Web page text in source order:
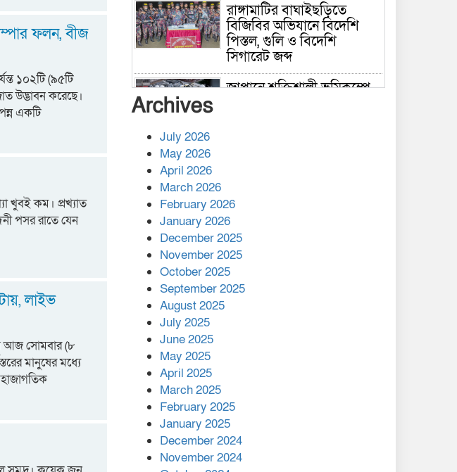
ফলন, বীজ
১০২টি (৯৫টি
উদ্ভাবন করেছে।
একটি
খুবই কম। প্রখ্যাত
পসর রাতে যেন
লাইভ
আজ সোমবার (৮
মানুষের মধ্যে
রাঙ্গামাটির বাঘাইছড়িতে
বিজিবির অভিযানে বিদেশি
পিস্তল, গুলি ও বিদেশি
সিগারেট জব্দ
জাপানে শক্তিশালী ভূমিকম্পে
কাপ্তাই প্রেস ক্লাবের সভাপতি
মাহফুজ, সম্পাদক রিপন মারমা
নির্বাচিত
মালয়েশিয়ার প্রধানমন্ত্রীকে চিঠি
দেয়ার পর ফোন তারেক
রহমানের,গ্যাস সঙ্কট
মোকাবিলায় সহায়তার আশ্বাস
এক বিলিয়ন ডলার বিনিয়োগ
হবে আনোয়ারায়
বান্দরবানে বন্যায় ক্ষতিগ্রস্তদের
Archives
July 2026
May 2026
April 2026
March 2026
February 2026
January 2026
December 2025
November 2025
October 2025
September 2025
August 2025
July 2025
June 2025
May 2025
April 2025
March 2025
February 2025
January 2025
December 2024
November 2024